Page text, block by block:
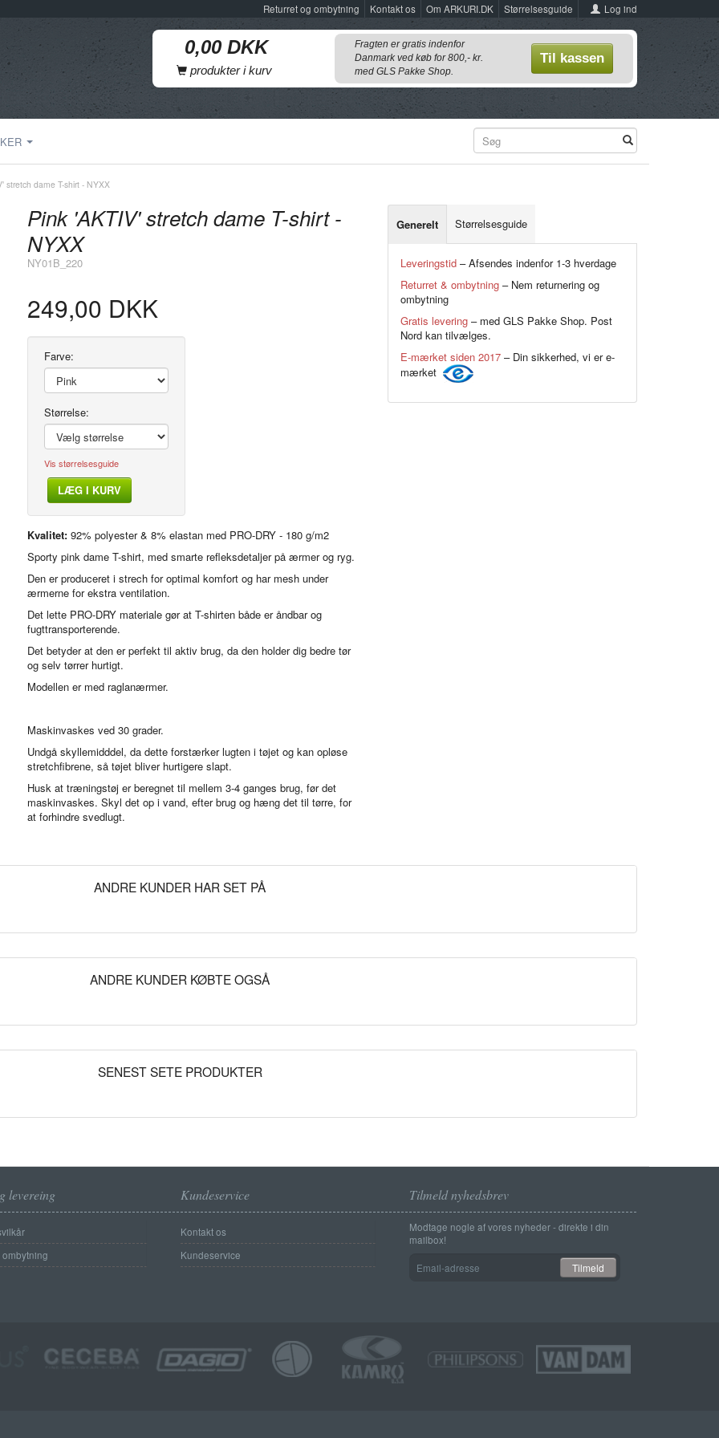
Log ind
Størrelsesguide
Om ARKURI.DK
Kontakt os
Returret og ombytning
produkter i kurv
Fragten er gratis indenfor
Danmark ved køb for 800,- kr.
med GLS Pakke Shop.
Til kassen
stretch dame T-shirt - NYXX
Modelfoto
Pink 'AKTIV' stretch dame T-shirt -
NYXX
NY01B_220
249,00 DKK
Vis størrelsesguide
Farve:
Størrelse:
LÆG I KURV
Kvalitet:92% polyester & 8% elastan med PRO-DRY - 180 g/m2
Sporty pink dame T-shirt, med smarte refleksdetaljer på ærmer og ryg.
Den er produceret i strech for optimal komfort og har mesh under
ærmerne for ekstra ventilation.
Det lette PRO-DRY materiale gør at T-shirten både er åndbar og
fugttransporterende.
Det betyder at den er perfekt til aktiv brug, da den holder dig bedre tør
og selv tørrer hurtigt.
Modellen er med raglanærmer.
Maskinvaskes ved 30 grader.
Undgå skyllemidddel, da dette forstærker lugten i tøjet og kan opløse
stretchfibrene, så tøjet bliver hurtigere slapt.
Husk at træningstøj er beregnet til mellem 3-4 ganges brug, før det
maskinvaskes. Skyl det op i vand, efter brug og hæng det til tørre, for
at forhindre svedlugt.
Generelt Størrelsesguide
Leveringstid– Afsendes indenfor 1-3 hverdage
Returret & ombytning– Nem returnering og
ombytning
Gratis levering– med GLS Pakke Shop. Post
Nord kan tilvælges.
E-mærket siden 2017– Din sikkerhed, vi er e-
mærket
ANDRE KUNDER HAR SET PÅ
ANDRE KUNDER KØBTE OGSÅ
SENEST SETE PRODUKTER
levereing Kundeservice
Kontakt os
Kundeservice
Tilmeld nyhedsbrev
Modtage nogle af vores nyheder - direkte i din
mailbox!
adresse
Tilmeld